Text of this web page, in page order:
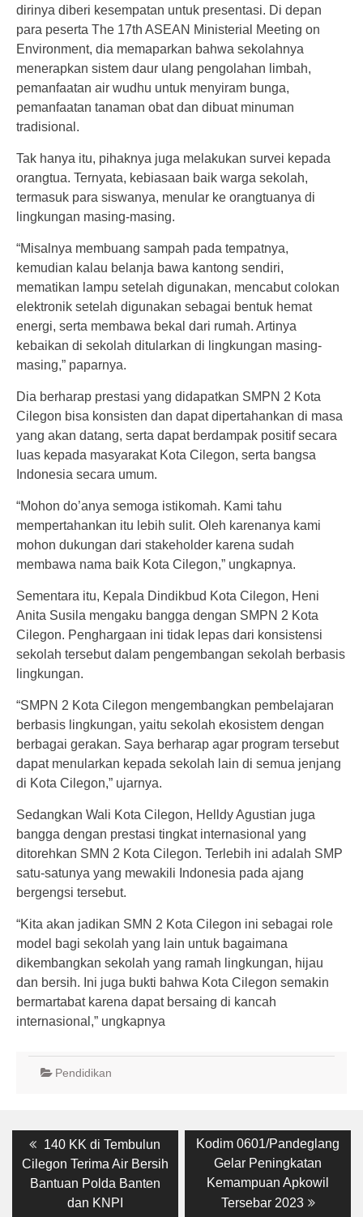
dirinya diberi kesempatan untuk presentasi. Di depan
para peserta The 17th ASEAN Ministerial Meeting on
Environment, dia memaparkan bahwa sekolahnya
menerapkan sistem daur ulang pengolahan limbah,
pemanfaatan air wudhu untuk menyiram bunga,
pemanfaatan tanaman obat dan dibuat minuman
tradisional.
Tak hanya itu, pihaknya juga melakukan survei kepada
orangtua. Ternyata, kebiasaan baik warga sekolah,
termasuk para siswanya, menular ke orangtuanya di
lingkungan masing-masing.
“Misalnya membuang sampah pada tempatnya,
kemudian kalau belanja bawa kantong sendiri,
mematikan lampu setelah digunakan, mencabut colokan
elektronik setelah digunakan sebagai bentuk hemat
energi, serta membawa bekal dari rumah. Artinya
kebaikan di sekolah ditularkan di lingkungan masing-
masing,” paparnya.
Dia berharap prestasi yang didapatkan SMPN 2 Kota
Cilegon bisa konsisten dan dapat dipertahankan di masa
yang akan datang, serta dapat berdampak positif secara
luas kepada masyarakat Kota Cilegon, serta bangsa
Indonesia secara umum.
“Mohon do’anya semoga istikomah. Kami tahu
mempertahankan itu lebih sulit. Oleh karenanya kami
mohon dukungan dari stakeholder karena sudah
membawa nama baik Kota Cilegon,” ungkapnya.
Sementara itu, Kepala Dindikbud Kota Cilegon, Heni
Anita Susila mengaku bangga dengan SMPN 2 Kota
Cilegon. Penghargaan ini tidak lepas dari konsistensi
sekolah tersebut dalam pengembangan sekolah berbasis
lingkungan.
“SMPN 2 Kota Cilegon mengembangkan pembelajaran
berbasis lingkungan, yaitu sekolah ekosistem dengan
berbagai gerakan. Saya berharap agar program tersebut
dapat menularkan kepada sekolah lain di semua jenjang
di Kota Cilegon,” ujarnya.
Sedangkan Wali Kota Cilegon, Helldy Agustian juga
bangga dengan prestasi tingkat internasional yang
ditorehkan SMN 2 Kota Cilegon. Terlebih ini adalah SMP
satu-satunya yang mewakili Indonesia pada ajang
bergengsi tersebut.
“Kita akan jadikan SMN 2 Kota Cilegon ini sebagai role
model bagi sekolah yang lain untuk bagaimana
dikembangkan sekolah yang ramah lingkungan, hijau
dan bersih. Ini juga bukti bahwa Kota Cilegon semakin
bermartabat karena dapat bersaing di kancah
internasional,” ungkapnya
Pendidikan
Post
navigation
Previous
post:
140 KK di Tembulun
Cilegon Terima Air Bersih
Bantuan Polda Banten
dan KNPI
Next
post:
Kodim 0601/Pandeglang
Gelar Peningkatan
Kemampuan Apkowil
Tersebar 2023